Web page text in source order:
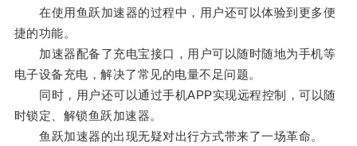
在使用鱼跃加速器的过程中，用户还可以体验到更多便
捷的功能。
加速器配备了充电宝接口，用户可以随时随地为手机等
电子设备充电，解决了常见的电量不足问题。
同时，用户还可以通过手机APP实现远程控制，可以随
时锁定、解锁鱼跃加速器。
鱼跃加速器的出现无疑对出行方式带来了一场革命。